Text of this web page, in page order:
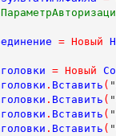
= Новый
= Новый
. Вставить (
. Вставить (
. Вставить (
. Вставить (